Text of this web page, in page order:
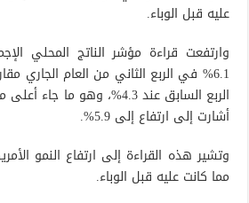
عليه قبل الوباء.
وارتفعت قراءة مؤشر الناتج المحلي
6.1% في الربع الثاني من العام الجاري
الربع السابق عند 4.3%، وهو
أشارت إلى ارتفاع إلى 5.9%.
وتشير هذه القراءة إلى ارتفاع النمو
مما كانت عليه قبل الوباء.